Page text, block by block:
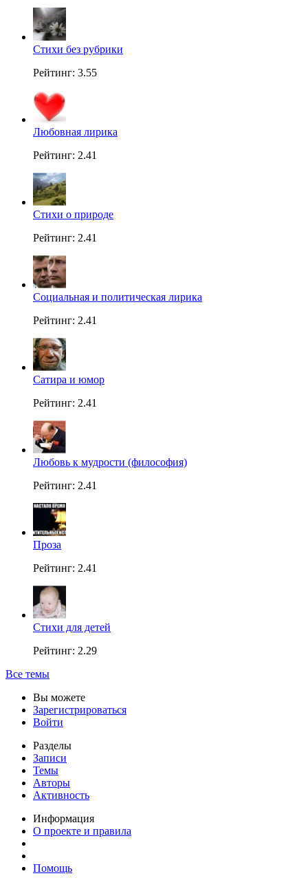
Стихи без рубрики
Рейтинг: 3.55
Любовная лирика
Рейтинг: 2.41
Стихи о природе
Рейтинг: 2.41
Социальная и политическая лирика
Рейтинг: 2.41
Сатира и юмор
Рейтинг: 2.41
Любовь к мудрости (философия)
Рейтинг: 2.41
Проза
Рейтинг: 2.41
Стихи для детей
Рейтинг: 2.29
Все темы
Вы можете
Зарегистрироваться
Войти
Разделы
Записи
Темы
Авторы
Активность
Информация
О проекте и правила
Помощь